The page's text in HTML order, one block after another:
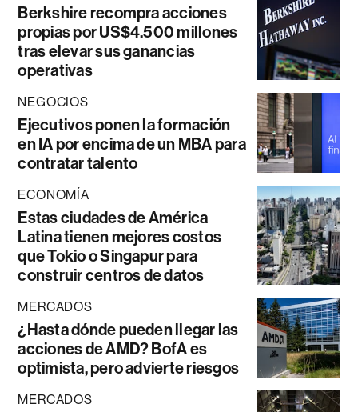
Berkshire recompra acciones
propias por US$4.500 millones
tras elevar sus ganancias
operativas
NEGOCIOS
Ejecutivos ponen la formación
en IA por encima de un MBA para
contratar talento
ECONOMÍA
Estas ciudades de América
Latina tienen mejores costos
que Tokio o Singapur para
construir centros de datos
MERCADOS
¿Hasta dónde pueden llegar las
acciones de AMD? BofA es
optimista, pero advierte riesgos
MERCADOS